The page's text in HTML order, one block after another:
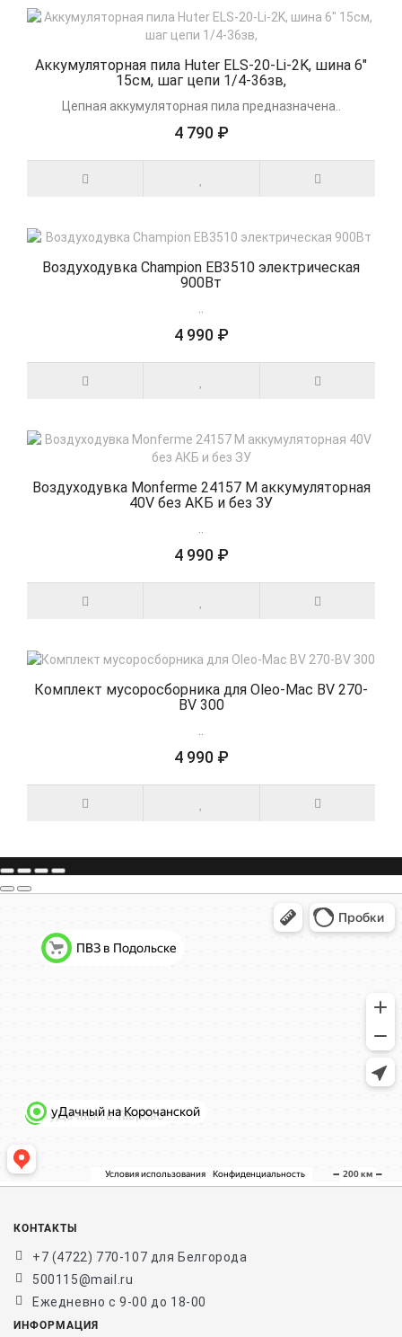
Аккумуляторная пила Huter ELS-20-Li-2K, шина 6"
15см, шаг цепи 1/4-36зв,
Цепная аккумуляторная пила предназначена..
4 790 ₽
Воздуходувка Champion ЕВ3510 электрическая
900Вт
..
4 990 ₽
Воздуходувка Monferme 24157 M аккумуляторная
40V без АКБ и без ЗУ
..
4 990 ₽
Комплект мусоросборника для Oleo-Mac BV 270-
BV 300
..
4 990 ₽
КОНТАКТЫ
+7 (4722) 770-107 для Белгорода
500115@mail.ru
Ежедневно с 9-00 до 18-00
ИНФОРМАЦИЯ